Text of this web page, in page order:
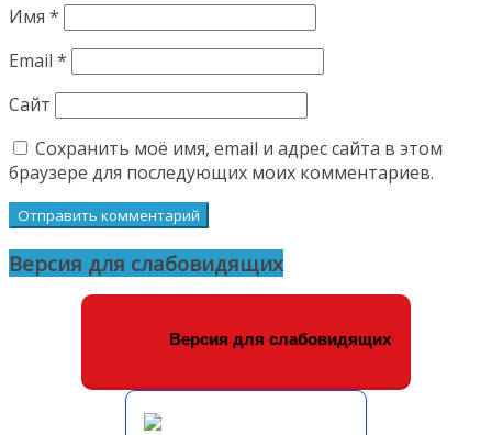
Имя *
Email *
Сайт
Сохранить моё имя, email и адрес сайта в этом
браузере для последующих моих комментариев.
Версия для слабовидящих
Версия для слабовидящих